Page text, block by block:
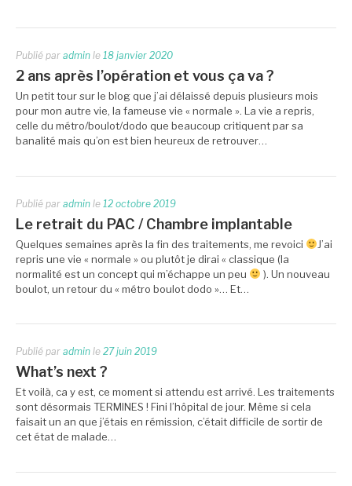
Publié par admin le 18 janvier 2020
2 ans après l’opération et vous ça va ?
Un petit tour sur le blog que j’ai délaissé depuis plusieurs mois
pour mon autre vie, la fameuse vie « normale ». La vie a repris,
celle du métro/boulot/dodo que beaucoup critiquent par sa
banalité mais qu’on est bien heureux de retrouver…
Publié par admin le 12 octobre 2019
Le retrait du PAC / Chambre implantable
Quelques semaines après la fin des traitements, me revoici
J’ai
repris une vie « normale » ou plutôt je dirai « classique (la
normalité est un concept qui m’échappe un peu
). Un nouveau
boulot, un retour du « métro boulot dodo »… Et…
Publié par admin le 27 juin 2019
What’s next ?
Et voilà, ca y est, ce moment si attendu est arrivé. Les traitements
sont désormais TERMINES ! Fini l’hôpital de jour. Même si cela
faisait un an que j’étais en rémission, c’était difficile de sortir de
cet état de malade…